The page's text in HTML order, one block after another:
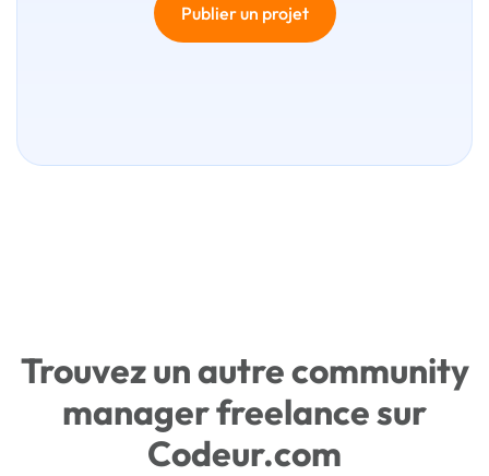
Publier un projet
Trouvez un autre community
manager freelance sur
Codeur.com